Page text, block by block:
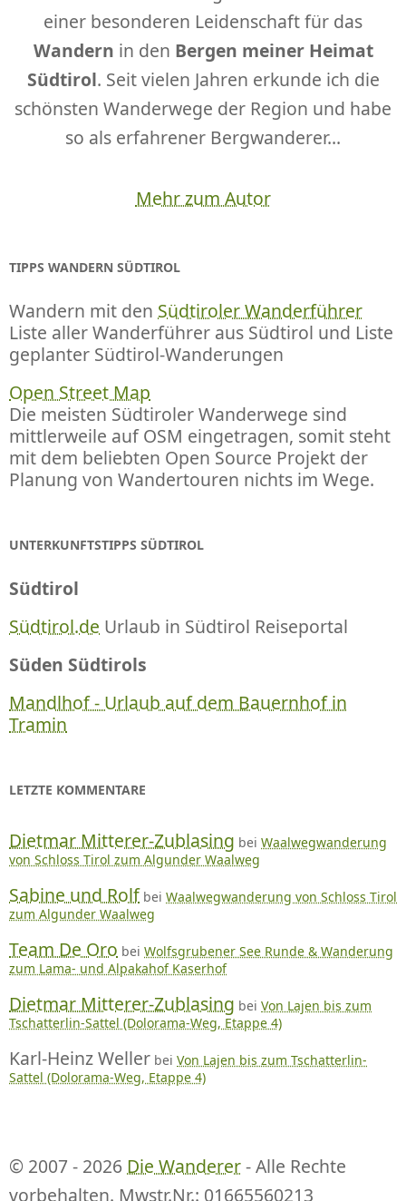
einer besonderen Leidenschaft für das
Wandern in den Bergen meiner Heimat
Südtirol. Seit vielen Jahren erkunde ich die
schönsten Wanderwege der Region und habe
so als erfahrener Bergwanderer...
Mehr zum Autor
TIPPS WANDERN SÜDTIROL
Wandern mit den Südtiroler Wanderführer
Liste aller Wanderführer aus Südtirol und Liste
geplanter Südtirol-Wanderungen
Open Street Map
Die meisten Südtiroler Wanderwege sind
mittlerweile auf OSM eingetragen, somit steht
mit dem beliebten Open Source Projekt der
Planung von Wandertouren nichts im Wege.
UNTERKUNFTSTIPPS SÜDTIROL
Südtirol
Südtirol.de Urlaub in Südtirol Reiseportal
Süden Südtirols
Mandlhof - Urlaub auf dem Bauernhof in
Tramin
LETZTE KOMMENTARE
Dietmar Mitterer-Zublasing bei Waalwegwanderung
von Schloss Tirol zum Algunder Waalweg
Sabine und Rolf bei Waalwegwanderung von Schloss Tirol
zum Algunder Waalweg
Team De Oro bei Wolfsgrubener See Runde & Wanderung
zum Lama- und Alpakahof Kaserhof
Dietmar Mitterer-Zublasing bei Von Lajen bis zum
Tschatterlin-Sattel (Dolorama-Weg, Etappe 4)
Karl-Heinz Weller bei Von Lajen bis zum Tschatterlin-
Sattel (Dolorama-Weg, Etappe 4)
© 2007 - 2026 Die Wanderer- Alle Rechte
vorbehalten. Mwstr.Nr.: 01665560213